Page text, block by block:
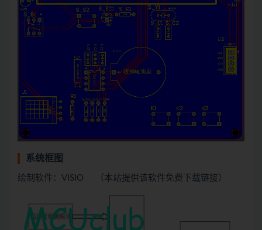
系统框图
绘制软件：VISIO （本站提供该软件免费下载链接）